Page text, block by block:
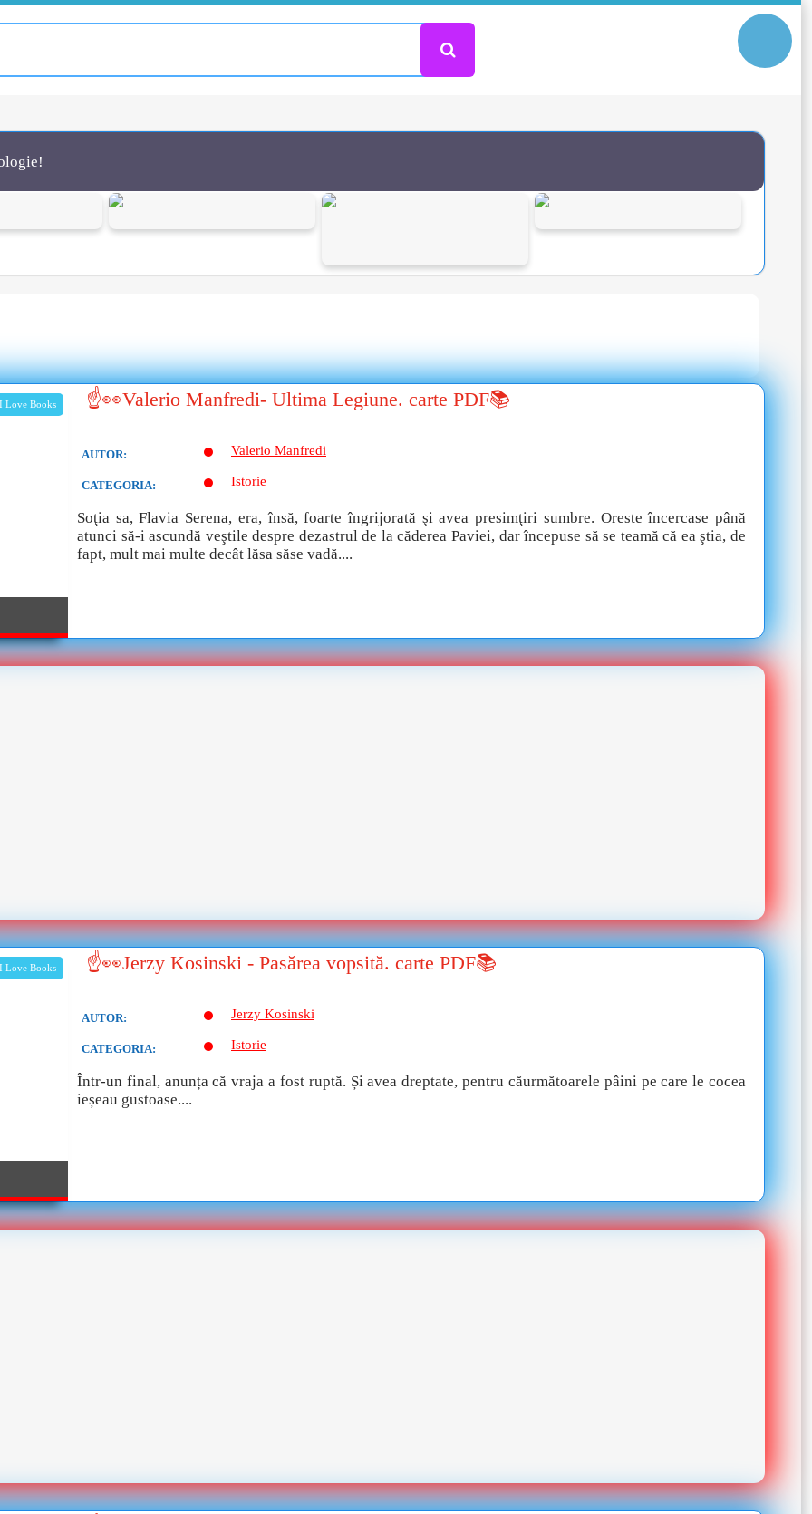
I Love Books ☝👀Valerio Manfredi- Ultima Legiune. carte PDF📚
AUTOR: Valerio Manfredi
CATEGORIA: Istorie
Soţia sa, Flavia Serena, era, însă, foarte îngrijorată şi avea presimţiri sumbre. Oreste încercase până
atunci să-i ascundă veştile despre dezastrul de la căderea Paviei, dar începuse să se teamă că ea ştia, de
fapt, mult mai multe decât lăsa săse vadă....
I Love Books ☝👀Jerzy Kosinski - Pasărea vopsită. carte PDF📚
AUTOR: Jerzy Kosinski
CATEGORIA: Istorie
Într-un final, anunța că vraja a fost ruptă. Și avea dreptate, pentru căurmătoarele pâini pe care le cocea
ieșeau gustoase....